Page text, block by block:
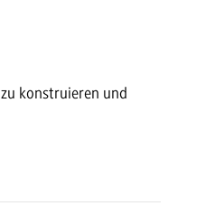
konstruieren und